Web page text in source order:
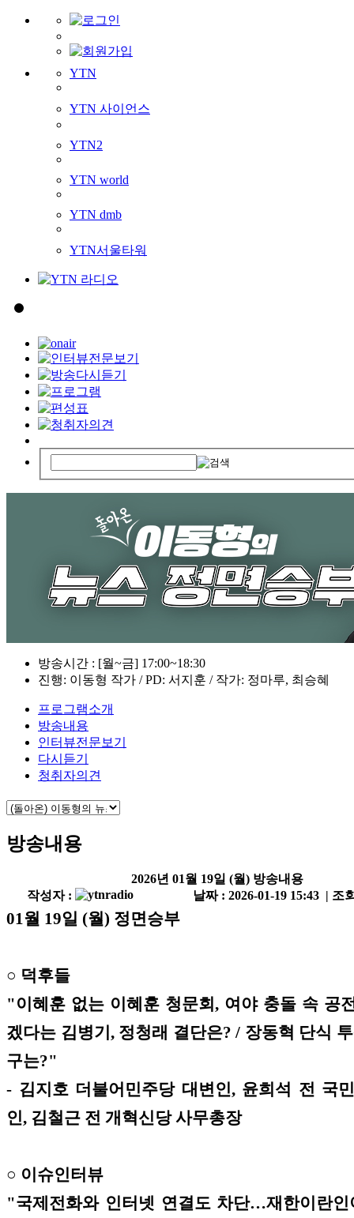
YTN
YTN 사이언스
YTN2
YTN world
YTN dmb
YTN서울타워
방송시간 : [월~금] 17:00~18:30
진행: 이동형 작가 / PD: 서지훈 / 작가: 정마루, 최승혜
프로그램소개
방송내용
인터뷰전문보기
다시듣기
청취자의견
방송내용
2026년 01월 19일 (월) 방송내용
작성자 :
날짜 : 2026-01-19 15:43 | 조
01월 19일 (월) 정면승부
○ 덕후들
"이혜훈 없는 이혜훈 청문회, 여야 충돌 속 공
겠다는 김병기, 정청래 결단은? / 장동혁 단식
구는?"
- 김지호 더불어민주당 대변인, 윤희석 전 국
인, 김철근 전 개혁신당 사무총장
○ 이슈인터뷰
"국제전화와 인터넷 연결도 차단…재한이란